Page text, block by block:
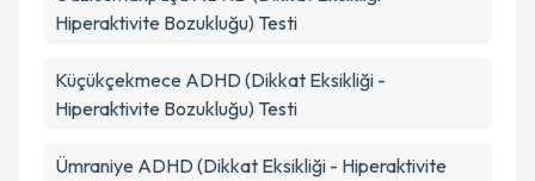
Hiperaktivite Bozukluğu) Testi
Küçükçekmece ADHD (Dikkat Eksikliği -
Hiperaktivite Bozukluğu) Testi
Ümraniye ADHD (Dikkat Eksikliği - Hiperaktivite